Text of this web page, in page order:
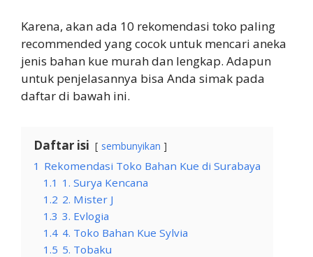
Karena, akan ada 10 rekomendasi toko paling
recommended yang cocok untuk mencari aneka
jenis bahan kue murah dan lengkap. Adapun
untuk penjelasannya bisa Anda simak pada
daftar di bawah ini.
Daftar isi sembunyikan
1 Rekomendasi Toko Bahan Kue di Surabaya
1.1 1. Surya Kencana
1.2 2. Mister J
1.3 3. Evlogia
1.4 4. Toko Bahan Kue Sylvia
1.5 5. Tobaku